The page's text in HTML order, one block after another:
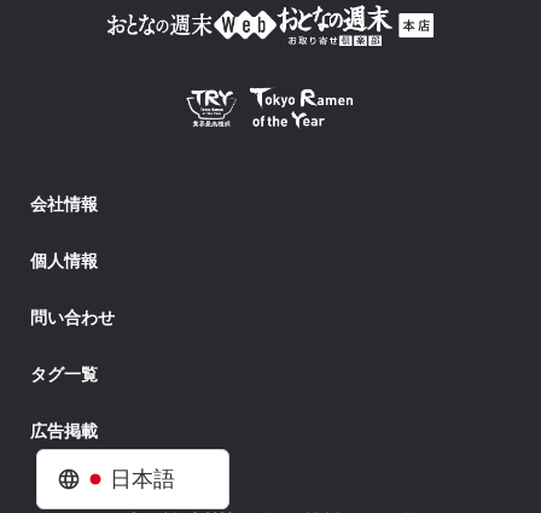
日本語
会社情報
個人情報
問い合わせ
タグ一覧
広告掲載